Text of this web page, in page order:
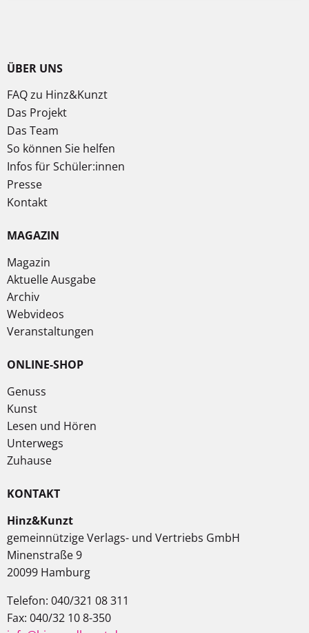
ÜBER UNS
FAQ zu Hinz&Kunzt
Das Projekt
Das Team
So können Sie helfen
Infos für Schüler:innen
Presse
Kontakt
MAGAZIN
Magazin
Aktuelle Ausgabe
Archiv
Webvideos
Veranstaltungen
ONLINE-SHOP
Genuss
Kunst
Lesen und Hören
Unterwegs
Zuhause
KONTAKT
Hinz&Kunzt
gemeinnützige Verlags- und Vertriebs GmbH
Minenstraße 9
20099 Hamburg
Telefon: 040/321 08 311
Fax: 040/32 10 8-350